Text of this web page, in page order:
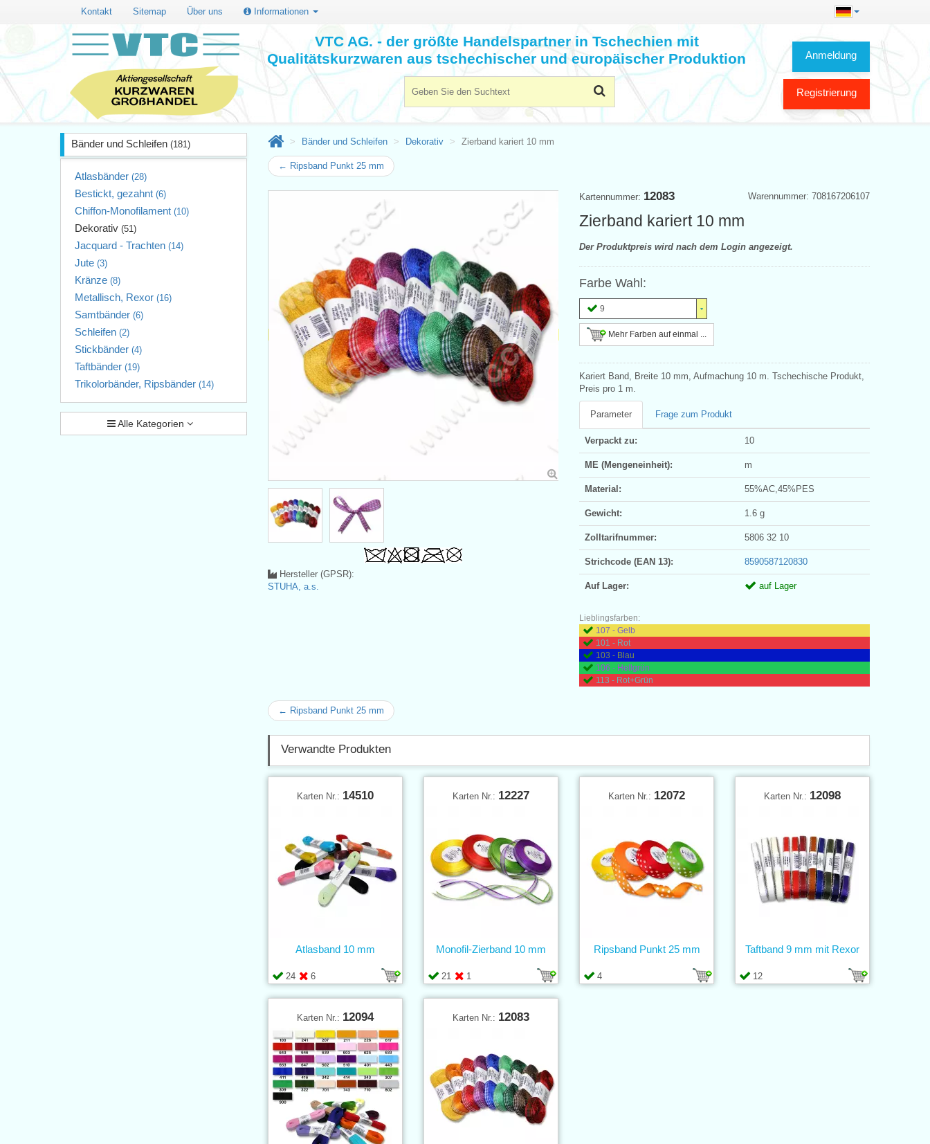
Kontakt Sitemap Über uns Informationen
Anmeldung
Registrierung
VTC AG. - der größte Handelspartner in Tschechien mit
Qualitätskurzwaren aus tschechischer und europäischer Produktion
Bänder und Schleifen (181)
Atlasbänder (28)
Bestickt, gezahnt (6)
Chiffon-Monofilament (10)
Dekorativ (51)
Jacquard - Trachten (14)
Jute (3)
Kränze (8)
Metallisch, Rexor (16)
Samtbänder (6)
Schleifen (2)
Stickbänder (4)
Taftbänder (19)
Trikolorbänder, Ripsbänder (14)
Alle Kategorien
Bänder und Schleifen Dekorativ Zierband kariert 10 mm
← Ripsband Punkt 25 mm
Warennummer: 708167206107
Kartennummer: 12083
Zierband kariert 10 mm
Der Produktpreis wird nach dem Login angezeigt.
Farbe Wahl:
9
Mehr Farben auf einmal ...
Kariert Band, Breite 10 mm, Aufmachung 10 m. Tschechische Produkt,
Preis pro 1 m.
Parameter Frage zum Produkt
Verpackt zu: 10
ME (Mengeneinheit): m
Material: 55%AC,45%PES
Gewicht: 1.6 g
Zolltarifnummer: 5806 32 10
Strichcode (EAN 13): 8590587120830
Auf Lager: auf Lager
Lieblingsfarben:
107 - Gelb
101 - Rot
103 - Blau
106 - Hellgrün
113 - Rot+Grün
Hersteller (GPSR):
STUHA, a.s.
← Ripsband Punkt 25 mm
Verwandte Produkten
Karten Nr.: 14510
24 6
Atlasband 10 mm
Karten Nr.: 12227
21 1
Monofil-Zierband 10 mm
Karten Nr.: 12072
4
Ripsband Punkt 25 mm
Karten Nr.: 12098
12
Taftband 9 mm mit Rexor
Karten Nr.: 12094 Karten Nr.: 12083